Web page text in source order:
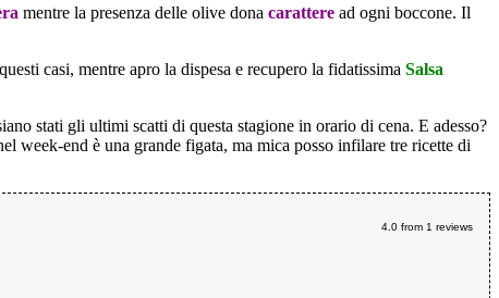
mentre la presenza delle olive dona carattere ad ogni boccone. Il
casi, mentre apro la dispesa e recupero la fidatissima Salsa
stati gli ultimi scatti di questa stagione in orario di cena. E adesso?
week-end è una grande figata, ma mica posso infilare tre ricette di
4.0from 1 reviews